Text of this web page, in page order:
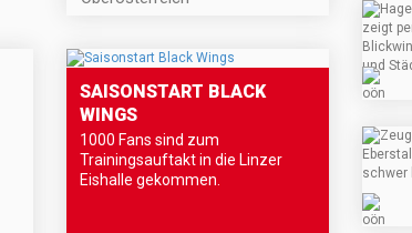
SAISONSTART BLACK
WINGS
1000 Fans sind zum
Trainingsauftakt in die Linzer
Eishalle gekommen.